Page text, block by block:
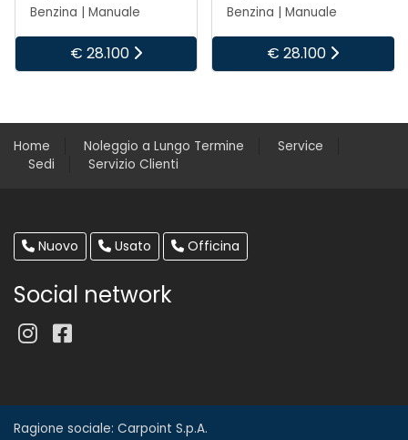
Benzina | Manuale
€ 28.100
Benzina | Manuale
€ 28.100
Home Noleggio a Lungo Termine
Service
Sedi
Servizio Clienti
Nuovo Usato Officina
Social network
Ragione sociale: Carpoint S.p.A.